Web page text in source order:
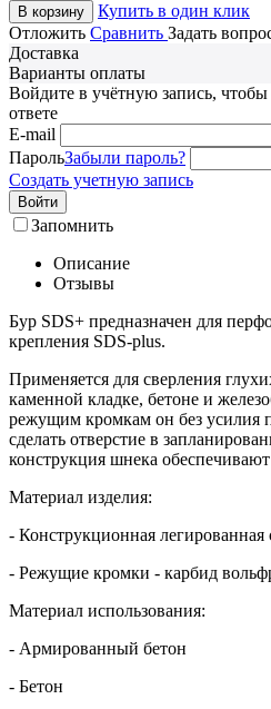
В корзину
Купить в один клик
Отложить Сравнить Задать
Доставка
Варианты оплаты
Войдите в учётную запись,
ответе
E-mail
ПарольЗабыли пароль?
Создать учетную запись
Войти
Запомнить
Описание
Отзывы
Бур SDS+ предназначен для
крепления SDS-plus.
Применяется для сверления
каменной кладке, бетоне и
режущим кромкам он без усилия
сделать отверстие в
конструкция шнека
Материал изделия:
- Конструкционная легированная
- Режущие кромки - карбид
Материал использования:
- Армированный бетон
- Бетон